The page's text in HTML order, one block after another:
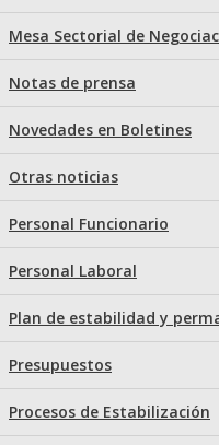
Mesa Sectorial de
Notas de prensa
Novedades en Boletines
Otras noticias
Personal Funcionario
Personal Laboral
Plan de estabilidad y
Presupuestos
Procesos de Estabilización